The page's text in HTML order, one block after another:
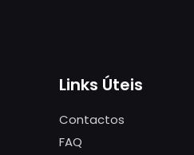
Links Úteis
Contactos
FAQ